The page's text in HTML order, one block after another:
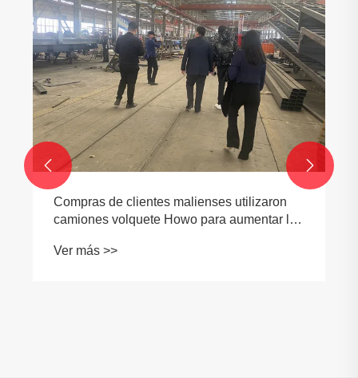
Compras de clientes malienses utilizaron
camiones volquete Howo para aumentar la
Ver más >>
 